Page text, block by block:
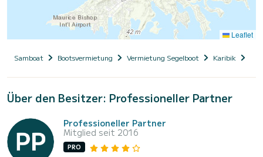
Leaflet
Samboat Bootsvermietung Vermietung Segelboot Karibik
Über den Besitzer: Professioneller Partner
Professioneller Partner
Mitglied seit 2016
PRO